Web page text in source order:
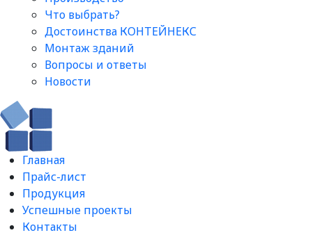
Что выбрать?
Достоинства КОНТЕЙНЕКС
Монтаж зданий
Вопросы и ответы​
Новости
Главная
Прайс-лист
Продукция
Успешные проекты
Контакты